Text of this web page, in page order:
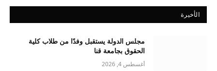
الأخيرة
مجلس الدولة يستقبل وفدًا من طلاب كلية
الحقوق بجامعة قنا
أغسطس 4, 2026